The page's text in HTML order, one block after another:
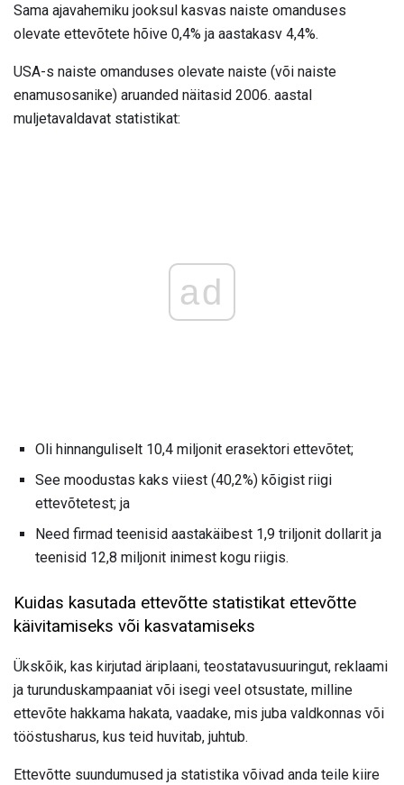
Sama ajavahemiku jooksul kasvas naiste omanduses
olevate ettevõtete hõive 0,4% ja aastakasv 4,4%.
USA-s naiste omanduses olevate naiste (või naiste
enamusosanike) aruanded näitasid 2006. aastal
muljetavaldavat statistikat:
ad
Oli hinnanguliselt 10,4 miljonit erasektori ettevõtet;
See moodustas kaks viiest (40,2%) kõigist riigi
ettevõtetest; ja
Need firmad teenisid aastakäibest 1,9 triljonit dollarit ja
teenisid 12,8 miljonit inimest kogu riigis.
Kuidas kasutada ettevõtte statistikat ettevõtte
käivitamiseks või kasvatamiseks
Ükskõik, kas kirjutad äriplaani, teostatavusuuringut, reklaami
ja turunduskampaaniat või isegi veel otsustate, milline
ettevõte hakkama hakata, vaadake, mis juba valdkonnas või
tööstusharus, kus teid huvitab, juhtub.
Ettevõtte suundumused ja statistika võivad anda teile kiire